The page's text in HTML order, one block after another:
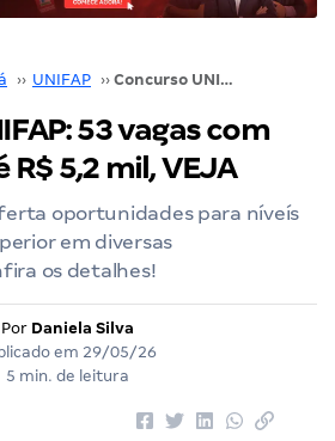
›› UNIFAP ›› Concurso UNIFAP: 53 vagas com iniciais de até R$ 5,2 mil, VEJA
53 vagas com
5,2 mil, VEJA
oportunidades para níveís
em diversas
os detalhes!
Por Daniela Silva
em 29/05/26
5 min. de leitura